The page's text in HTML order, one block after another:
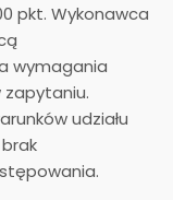
pkt. Wykonawca
wymagania
udziału